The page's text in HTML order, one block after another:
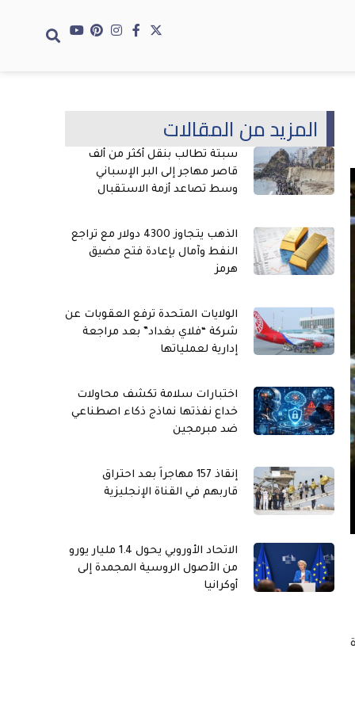
المزيد من المقالات
سبتة تطالب بنقل أكثر من ألف
قاصر مهاجر إلى البر الإسباني
وسط تصاعد أزمة الاستقبال
الذهب يتجاوز 4300 دولار مع تراجع
النفط وآمال بإعادة فتح مضيق
هرمز
الولايات المتحدة ترفع العقوبات عن
شركة “فلاي بغداد” بعد مراجعة
إدارية لعملياتها
اختبارات سلامة تكشف محاولات
خداع نفذتها نماذج ذكاء اصطناعي
ضد مبرمجين
إنقاذ 157 مهاجراً بعد احتراق
قاربهم في القناة الإنجليزية
الاتحاد الأوروبي يحول 1.4 مليار يورو
من الأصول الروسية المجمدة إلى
أوكرانيا